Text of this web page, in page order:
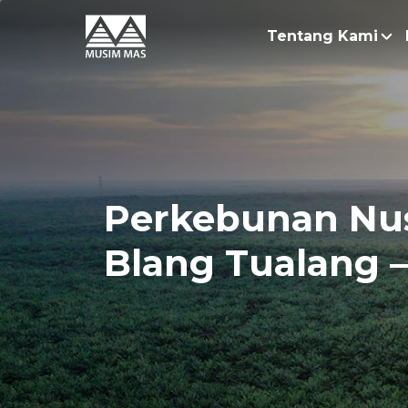
Tentang Kami
Perkebunan
Blang Tualang